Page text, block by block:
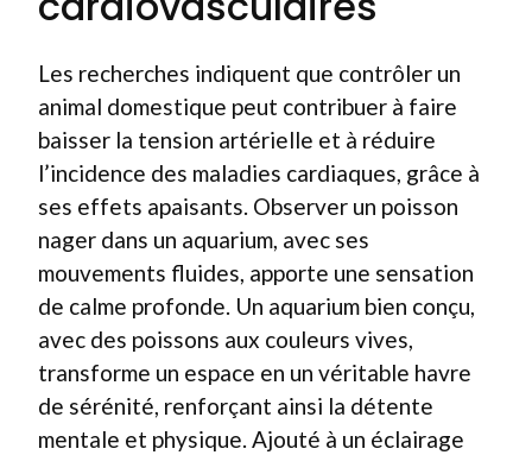
Les recherches indiquent que contrôler un
animal domestique peut contribuer à faire
baisser la tension artérielle et à réduire
l’incidence des maladies cardiaques, grâce à
ses effets apaisants. Observer un poisson
nager dans un aquarium, avec ses
mouvements fluides, apporte une sensation
de calme profonde. Un aquarium bien conçu,
avec des poissons aux couleurs vives,
transforme un espace en un véritable havre
de sérénité, renforçant ainsi la détente
mentale et physique. Ajouté à un éclairage